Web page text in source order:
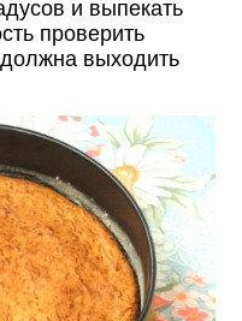
и выпекать
проверить
выходить